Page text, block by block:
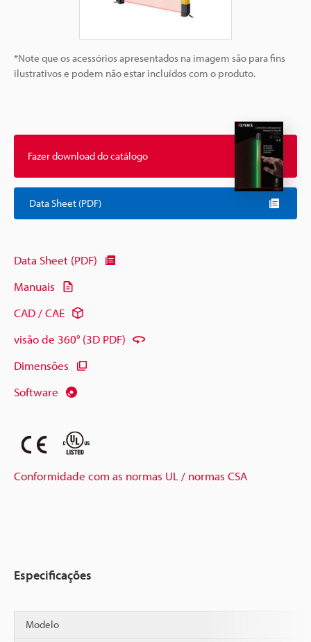
*Note que os acessórios apresentados na imagem são para fins
ilustrativos e podem não estar incluídos com o produto.
Fazer download do catálogo
Data Sheet (PDF)
Data Sheet (PDF)
Manuais
CAD / CAE
visão de 360° (3D PDF)
Dimensões
Software
Conformidade com as normas UL / normas CSA
Especificações
Modelo